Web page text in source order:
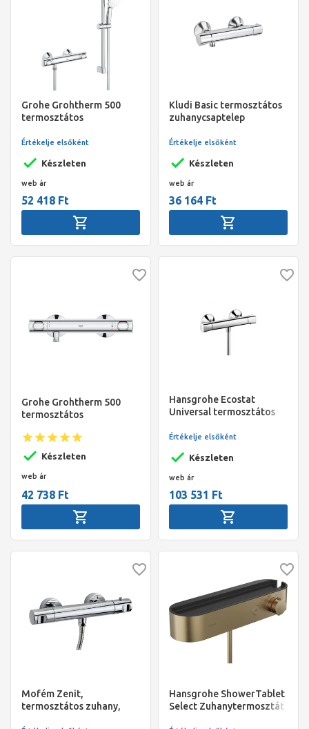
Grohe Grohtherm 500
termosztátos
zuhanyszettel, króm
Készleten
Értékelje elsőként
web ár
52 418 Ft
Kludi Basic termosztátos
zuhanycsaptelep
Készleten
Értékelje elsőként
web ár
36 164 Ft
Grohe Grohtherm 500
termosztátos
Készleten
web ár
42 738 Ft
Hansgrohe Ecostat
Universal termosztátos
Készleten
Értékelje elsőként
web ár
103 531 Ft
Mofém Zenit,
termosztátos zuhany,
Hansgrohe ShowerTablet
Select Zuhanytermosztát